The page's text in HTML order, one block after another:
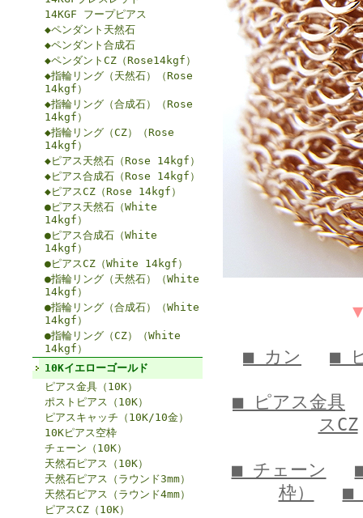
14KGF フープピアス
◆ペンダント天然石
◆ペンダント合成石
◆ペンダントCZ（Rose14kgf）
◆指輪リング（天然石）（Rose
14kgf）
◆指輪リング（合成石）（Rose
14kgf）
◆指輪リング（CZ）（Rose
14kgf）
◆ピアス天然石（Rose 14kgf）
◆ピアス合成石（Rose 14kgf）
◆ピアスCZ（Rose 14kgf）
●ピアス天然石（White
14kgf）
●ピアス合成石（White
14kgf）
●ピアスCZ（White 14kgf）
●指輪リング（天然石）（White
14kgf）
●指輪リング（合成石）（White
14kgf）
●指輪リング（CZ）（White
14kgf）
10Kイエローゴールド
ピアス金具（10K）
ポストピアス（10K）
ピアスキャッチ（10K/10金）
10Kピアス空枠
チェーン（10K）
天然石ピアス（10K）
天然石ピアス（ラウンド3mm）
天然石ピアス（ラウンド4mm）
ピアスCZ（10K）
■ カン ■
■ ピアス金具
スCZ
■ チェーン
枠）
■